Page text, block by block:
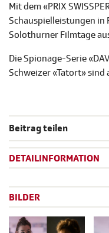
Mit dem «PRIX
Schauspielleistungen in
Solothurner Filmtage
Die Spionage-Serie
Schweizer «Tatort» sind
Beitrag teilen
DETAILINFORMATION
BILDER